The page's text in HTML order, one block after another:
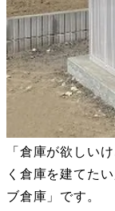
「倉庫が欲しい
く倉庫を建てた
ブ倉庫」です。